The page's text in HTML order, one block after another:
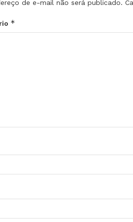
de e-mail não será publicado.
*